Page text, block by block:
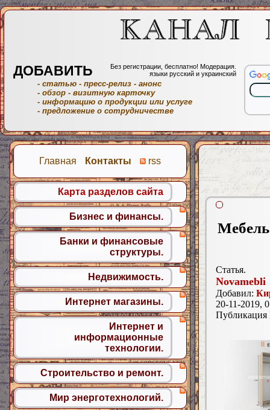
Статья.
Novamebli
Добавил:
20-11-2019,
Главная Контакты rss
Карта разделов сайта
Бизнес и финансы.
Банки и финансовые
структуры.
Недвижимость.
Интернет магазины.
Интернет и
информационные
технологии.
Строительство и ремонт.
Мир энерготехнологий.
ДОБАВИТЬ
Без регистрации, бесплатно! Модерация.
языки русский и украинский
- статью - пресс-релиз - анонс
- обзор - визитную карточку
- информацию о продукции или услуге
- предложение о сотрудничестве